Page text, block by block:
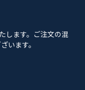
します。ご注文の混
います。